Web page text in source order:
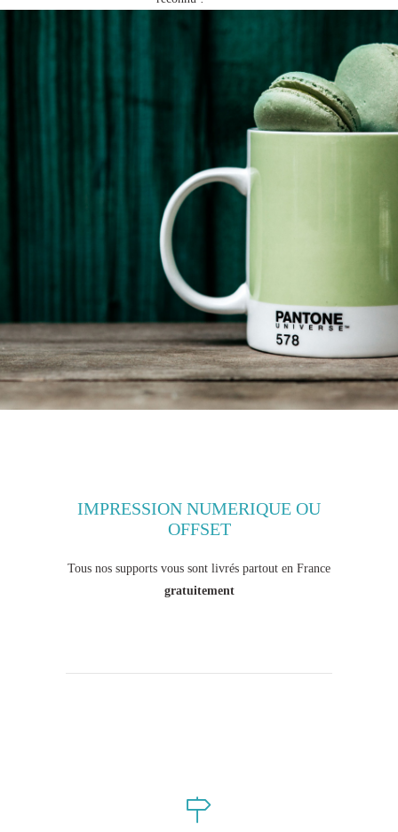
IMPRESSION NUMERIQUE OU
OFFSET
Tous nos supports vous sont livrés partout en France
gratuitement